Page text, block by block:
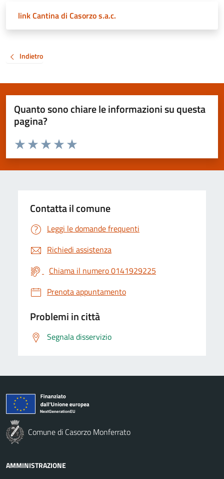
link Cantina di Casorzo s.a.c.
Indietro
Quanto sono chiare le informazioni su questa
pagina?
Valuta da 1 a 5 stelle la pagina
Valuta 5 stelle su 5
Valuta 4 stelle su 5
Valuta 3 stelle su 5
Valuta 2 stelle su 5
Valuta 1 stelle su 5
Contatta il comune
Leggi le domande frequenti
Richiedi assistenza
Chiama il numero 0141929225
Prenota appuntamento
Problemi in città
Segnala disservizio
Comune di Casorzo Monferrato
AMMINISTRAZIONE